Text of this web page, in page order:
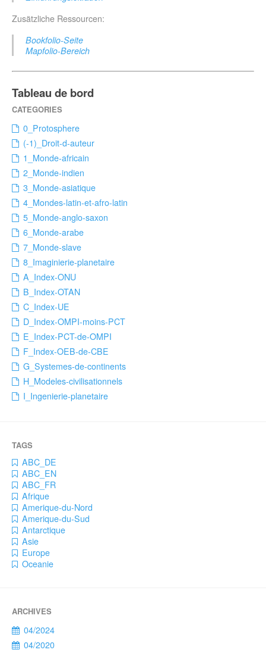
Zusätzliche Ressourcen:
Bookfolio-Seite
Mapfolio-Bereich
Tableau de bord
0_Protosphere
(-1)_Droit-d-auteur
1_Monde-africain
2_Monde-indien
3_Monde-asiatique
4_Mondes-latin-et-afro-latin
5_Monde-anglo-saxon
6_Monde-arabe
7_Monde-slave
8_Imaginierie-planetaire
A_Index-ONU
B_Index-OTAN
C_Index-UE
D_Index-OMPI-moins-PCT
E_Index-PCT-de-OMPI
F_Index-OEB-de-CBE
G_Systemes-de-continents
H_Modeles-civilisationnels
I_Ingenierie-planetaire
ABC_DE
ABC_EN
ABC_FR
Afrique
Amerique-du-Nord
Amerique-du-Sud
Antarctique
Asie
Europe
Oceanie
04/2024
04/2020